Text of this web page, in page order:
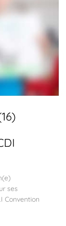
ses
Convention